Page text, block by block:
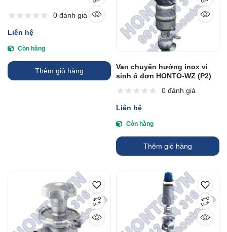
0 đánh giá
Liên hệ
Còn hàng
Thêm giỏ hàng
Van chuyển hướng inox vi
sinh ổ đơn HONTO-WZ (P2)
0 đánh giá
Liên hệ
Còn hàng
Thêm giỏ hàng